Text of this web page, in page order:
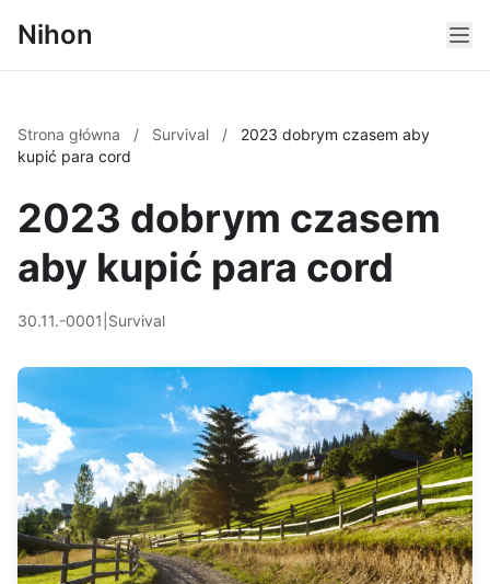
Nihon
Strona główna / Survival /
2023 dobrym czasem aby
kupić para cord
2023 dobrym czasem
aby kupić para cord
30.11.-0001 Survival